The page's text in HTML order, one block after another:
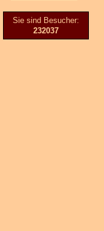
Sie sind Besucher:
232037